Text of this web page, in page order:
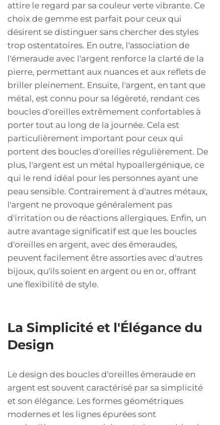
attire le regard par sa couleur verte vibrante. Ce
choix de gemme est parfait pour ceux qui
désirent se distinguer sans chercher des styles
trop ostentatoires. En outre, l'association de
l'émeraude avec l'argent renforce la clarté de la
pierre, permettant aux nuances et aux reflets de
briller pleinement. Ensuite, l'argent, en tant que
métal, est connu pour sa légèreté, rendant ces
boucles d'oreilles extrêmement confortables à
porter tout au long de la journée. Cela est
particulièrement important pour ceux qui
portent des boucles d'oreilles régulièrement. De
plus, l'argent est un métal hypoallergénique, ce
qui le rend idéal pour les personnes ayant une
peau sensible. Contrairement à d'autres métaux,
l'argent ne provoque généralement pas
d'irritation ou de réactions allergiques. Enfin, un
autre avantage significatif est que les boucles
d'oreilles en argent, avec des émeraudes,
peuvent facilement être assorties avec d'autres
bijoux, qu'ils soient en argent ou en or, offrant
une flexibilité de style.
La Simplicité et l'Élégance du
Design
Le design des boucles d'oreilles émeraude en
argent est souvent caractérisé par sa simplicité
et son élégance. Les formes géométriques
modernes et les lignes épurées sont